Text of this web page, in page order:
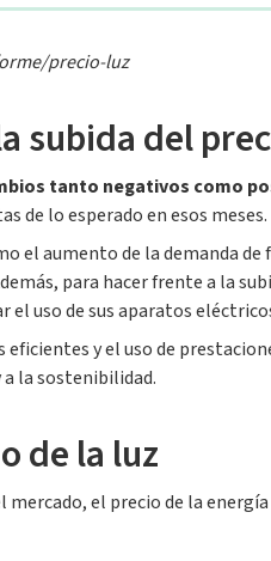
precio-luz
subida del
tanto negativos como
de lo esperado en esos meses.
el aumento de la demanda
para hacer frente a la
el uso de sus aparatos
y el uso de
la sostenibilidad.
de la luz
el precio de la